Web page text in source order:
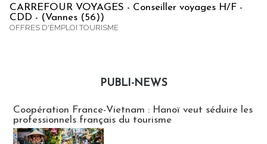
CARREFOUR VOYAGES - Conseiller voyages H/F -
CDD - (Vannes (56))
OFFRES D'EMPLOI TOURISME
PUBLI-NEWS
Coopération France-Vietnam : Hanoï veut séduire les
professionnels français du tourisme